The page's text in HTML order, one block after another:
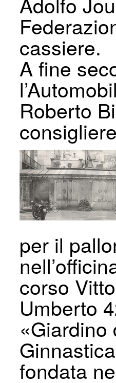
cassiere.
A fine
Roberto
per il
corso
Umberto
fondata